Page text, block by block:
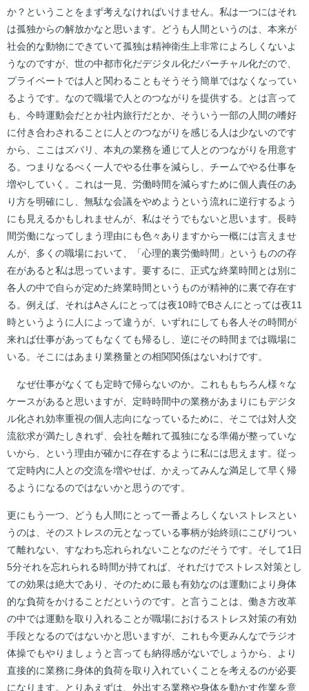
か？ということをまず考えなければいけません。私は一つにはそれ
は孤独からの解放かなと思います。どうも人間というのは、本来が
社会的な動物にできていて孤独は精神衛生上非常によろしくないよ
うなのですが、世の中都市化だデジタル化だバーチャル化だので、
プライベートでは人と関わることもそうそう簡単ではなくなってい
るようです。なので職場で人とのつながりを提供する。とは言って
も、今時運動会だとか社内旅行だとか、そういう一部の人間の嗜好
に付き合わされることに人とのつながりを感じる人は少ないのです
から、ここはズバリ、本丸の業務を通じて人とのつながりを用意す
る。つまりなるべく一人でやる仕事を減らし、チームでやる仕事を
増やしていく。これは一見、労働時間を減らすために個人責任のあ
り方を明確にし、無駄な会議をやめようという流れに逆行するよう
にも見えるかもしれませんが、私はそうでもないと思います。長時
間労働になってしまう理由にも色々ありますから一概には言えませ
んが、多くの職場において、「心理的裏労働時間」というものの存
在があると私は思っています。要するに、正式な終業時間とは別に
各人の中で自らが定めた終業時間というものが精神的に裏で存在す
る。例えば、それはAさんにとっては夜10時でBさんにとっては夜11
時というように人によって違うが、いずれにしても各人その時間が
来れば仕事があってもなくても帰るし、逆にその時間までは職場に
いる。そこにはあまり業務量との相関関係はないわけです。
なぜ仕事がなくても定時で帰らないのか。これももちろん様々な
ケースがあると思いますが、定時時間中の業務があまりにもデジタ
ル化され効率重視の個人志向になっているために、そこでは対人交
流欲求が満たしきれず、会社を離れて孤独になる準備が整っていな
いから、という理由が確かに存在するように私には思えます。従っ
て定時内に人との交流を増やせば、かえってみんな満足して早く帰
るようになるのではないかと思うのです。
更にもう一つ、どうも人間にとって一番よろしくないストレスとい
うのは、そのストレスの元となっている事柄が始終頭にこびりつい
て離れない、すなわち忘れられないことなのだそうです。そして1日
5分それを忘れられる時間が持てれば、それだけでストレス対策とし
ての効果は絶大であり、そのために最も有効なのは運動により身体
的な負荷をかけることだというのです。と言うことは、働き方改革
の中では運動を取り入れることが職場におけるストレス対策の有効
手段となるのではないかと思いますが、これも今更みんなでラジオ
体操でもやりましょうと言っても納得感がないでしょうから、より
直接的に業務に身体的負荷を取り入れていくことを考えるのが必要
になります。とりあえずは、外出する業務や身体を動かす作業を意